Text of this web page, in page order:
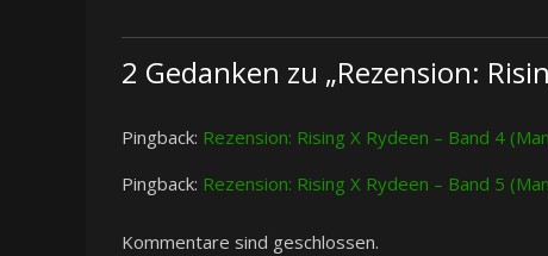
2 Gedanken zu „Rezension:
Pingback: Rezension: Rising X Rydeen – Band 4
Pingback: Rezension: Rising X Rydeen – Band 5
Kommentare sind geschlossen.